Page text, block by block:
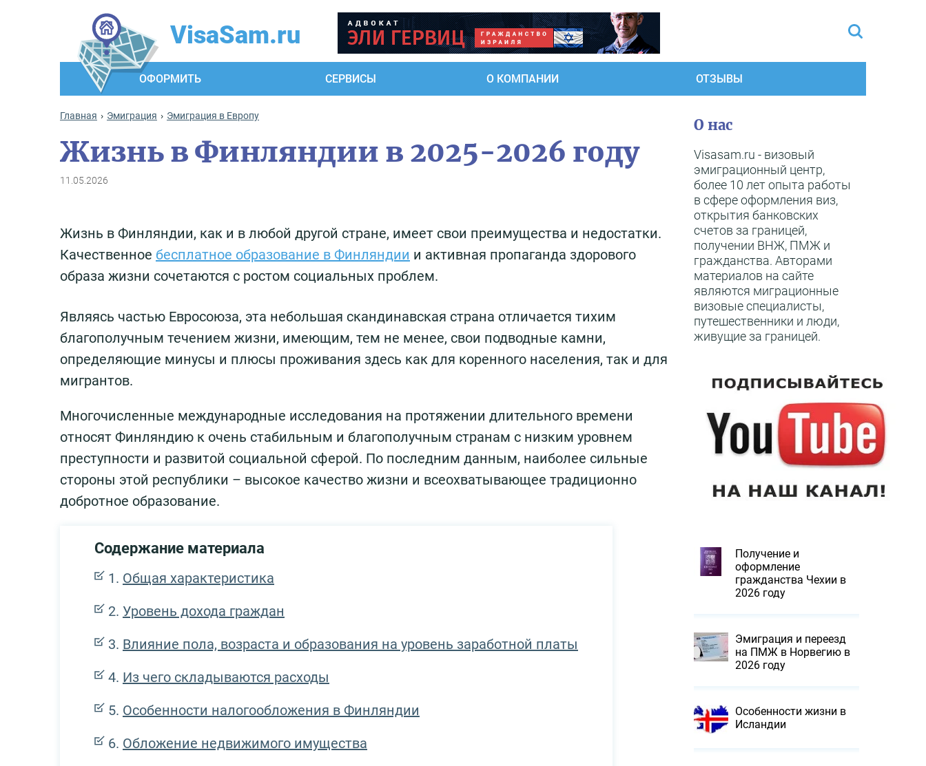
VisaSam.ru
ОФОРМИТЬ СЕРВИСЫ О КОМПАНИИ ОТЗЫВЫ
Главная Эмиграция Эмиграция в Европу
Жизнь в Финляндии в 2025-2026 году
11.05.2026
Жизнь в Финляндии, как и в любой другой стране, имеет свои преимущества и недостатки.
Качественное бесплатное образование в Финляндии и активная пропаганда здорового
образа жизни сочетаются с ростом социальных проблем.
Являясь частью Евросоюза, эта небольшая скандинавская страна отличается тихим
благополучным течением жизни, имеющим, тем не менее, свои подводные камни,
определяющие минусы и плюсы проживания здесь как для коренного населения, так и для
мигрантов.
Многочисленные международные исследования на протяжении длительного времени
относят Финляндию к очень стабильным и благополучным странам с низким уровнем
преступности и развитой социальной сферой. По последним данным, наиболее сильные
стороны этой республики – высокое качество жизни и всеохватывающее традиционно
добротное образование.
Содержание материала
Общая характеристика
Уровень дохода граждан
Влияние пола, возраста и образования на уровень заработной платы
Из чего складываются расходы
Особенности налогообложения в Финляндии
Обложение недвижимого имущества
О нас
Visasam.ru - визовый
эмиграционный центр,
более 10 лет опыта работы
в сфере оформления виз,
открытия банковских
счетов за границей,
получении ВНЖ, ПМЖ и
гражданства. Авторами
материалов на сайте
являются миграционные
визовые специалисты,
путешественники и люди,
живущие за границей.
Получение и
оформление
гражданства Чехии в
2026 году
Эмиграция и переезд
на ПМЖ в Норвегию в
2026 году
Особенности жизни в
Исландии